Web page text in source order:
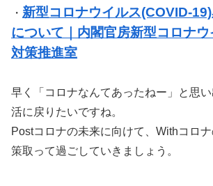
・ 新型コロナウイルス(COVID-
について｜内閣官房新型コロナ
対策推進室
早く「コロナなんてあったねー」と思
活に戻りたいですね。
Postコロナの未来に向けて、Withコロ
策取って過ごしていきましょう。